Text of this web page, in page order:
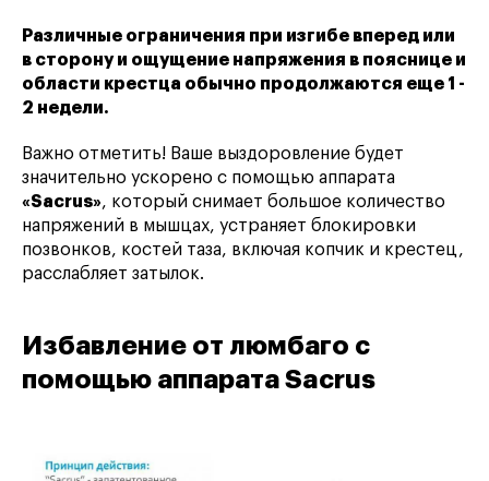
Различные ограничения при изгибе вперед или
в сторону и ощущение напряжения в пояснице и
области крестца обычно продолжаются еще 1 -
2 недели.
Важно отметить! Ваше выздоровление будет
значительно ускорено с помощью аппарата
«Sacrus», который снимает большое количество
напряжений в мышцах, устраняет блокировки
позвонков, костей таза, включая копчик и крестец,
расслабляет затылок.
Избавление от люмбаго с
помощью аппарата Sacrus